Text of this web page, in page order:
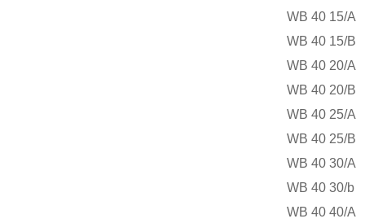
WB 40 15/A
WB 40 15/B
WB 40 20/A
WB 40 20/B
WB 40 25/A
WB 40 25/B
WB 40 30/A
WB 40 30/b
WB 40 40/A